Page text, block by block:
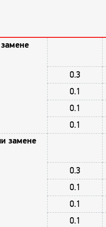
0.3
0.1
0.1
0.1
замене
0.3
0.1
0.1
0.1